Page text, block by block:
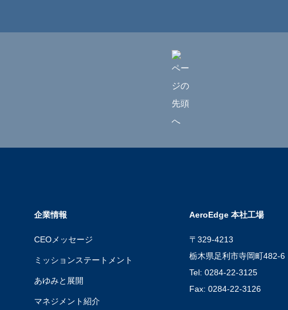
企業情報
CEOメッセージ
ミッションステートメント
あゆみと展開
マネジメント紹介
AeroEdge 本社工場
〒329-4213
栃木県足利市寺岡町482-6
Tel: 0284-22-3125
Fax: 0284-22-3126